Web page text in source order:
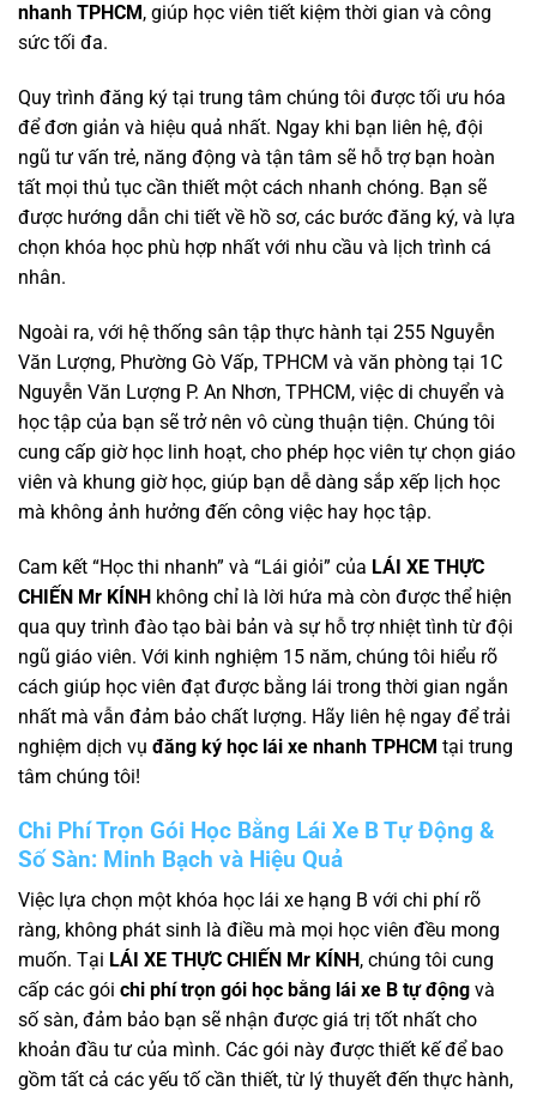
nhanh TPHCM , giúp học viên tiết kiệm thời gian và công
sức tối đa.
Quy trình đăng ký tại trung tâm chúng tôi được tối ưu hóa
để đơn giản và hiệu quả nhất. Ngay khi bạn liên hệ, đội
ngũ tư vấn trẻ, năng động và tận tâm sẽ hỗ trợ bạn hoàn
tất mọi thủ tục cần thiết một cách nhanh chóng. Bạn sẽ
được hướng dẫn chi tiết về hồ sơ, các bước đăng ký, và lựa
chọn khóa học phù hợp nhất với nhu cầu và lịch trình cá
nhân.
Ngoài ra, với hệ thống sân tập thực hành tại 255 Nguyễn
Văn Lượng, Phường Gò Vấp, TPHCM và văn phòng tại 1C
Nguyễn Văn Lượng P. An Nhơn, TPHCM, việc di chuyển và
học tập của bạn sẽ trở nên vô cùng thuận tiện. Chúng tôi
cung cấp giờ học linh hoạt, cho phép học viên tự chọn giáo
viên và khung giờ học, giúp bạn dễ dàng sắp xếp lịch học
mà không ảnh hưởng đến công việc hay học tập.
Cam kết “Học thi nhanh” và “Lái giỏi” của LÁI XE THỰC
CHIẾN Mr KÍNH không chỉ là lời hứa mà còn được thể hiện
qua quy trình đào tạo bài bản và sự hỗ trợ nhiệt tình từ đội
ngũ giáo viên. Với kinh nghiệm 15 năm, chúng tôi hiểu rõ
cách giúp học viên đạt được bằng lái trong thời gian ngắn
nhất mà vẫn đảm bảo chất lượng. Hãy liên hệ ngay để trải
nghiệm dịch vụ đăng ký học lái xe nhanh TPHCM tại trung
tâm chúng tôi!
Chi Phí Trọn Gói Học Bằng Lái Xe B Tự Động &
Số Sàn: Minh Bạch và Hiệu Quả
Việc lựa chọn một khóa học lái xe hạng B với chi phí rõ
ràng, không phát sinh là điều mà mọi học viên đều mong
muốn. Tại LÁI XE THỰC CHIẾN Mr KÍNH , chúng tôi cung
cấp các gói chi phí trọn gói học bằng lái xe B tự động và
số sàn, đảm bảo bạn sẽ nhận được giá trị tốt nhất cho
khoản đầu tư của mình. Các gói này được thiết kế để bao
gồm tất cả các yếu tố cần thiết, từ lý thuyết đến thực hành,